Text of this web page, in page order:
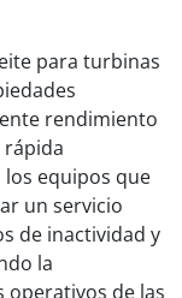
para turbinas
rendimiento
equipos que
un servicio
de inactividad y
la
de las